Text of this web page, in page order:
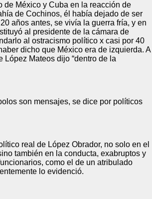
de México y Cuba en la reacción de
de Cochinos, él había dejado de ser
años antes, se vivía la guerra fría, y en
al presidente de la cámara de
al ostracismo político x casi por 40
dicho que México era de izquierda. A
López Mateos dijo “dentro de la
son mensajes, se dice por políticos
real de López Obrador, no solo en el
también en la conducta, exabruptos y
como el de un atribulado
lo evidenció.